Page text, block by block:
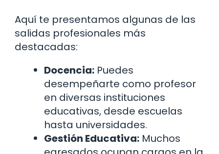
Aquí te presentamos algunas de las
salidas profesionales más
destacadas:
Docencia: Puedes
desempeñarte como profesor
en diversas instituciones
educativas, desde escuelas
hasta universidades.
Gestión Educativa: Muchos